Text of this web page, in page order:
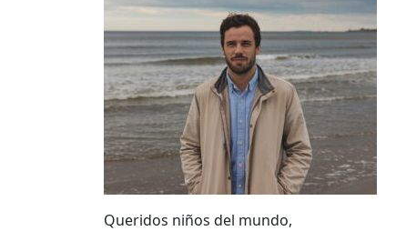
Queridos niños del mundo,